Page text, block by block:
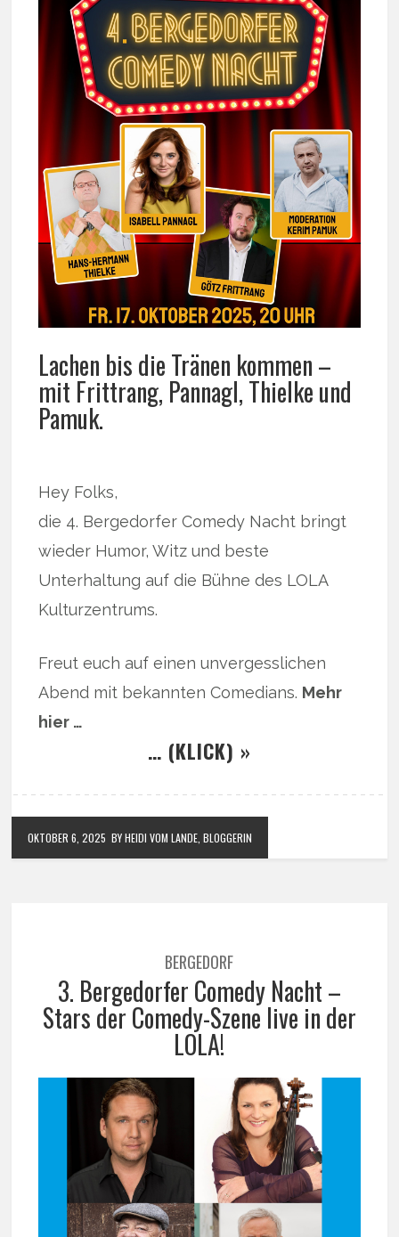
Lachen bis die Tränen kommen –
mit Frittrang, Pannagl, Thielke und
Pamuk.
Hey Folks,
die 4. Bergedorfer Comedy Nacht bringt
wieder Humor, Witz und beste
Unterhaltung auf die Bühne des LOLA
Kulturzentrums.
Freut euch auf einen unvergesslichen
Abend mit bekannten Comedians. Mehr
hier …
… (KLICK) »
OKTOBER 6, 2025 BY HEIDI VOM LANDE, BLOGGERIN
BERGEDORF
3. Bergedorfer Comedy Nacht –
Stars der Comedy-Szene live in der
LOLA!